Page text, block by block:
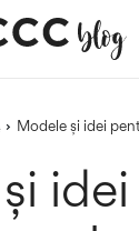
› Modele și idei